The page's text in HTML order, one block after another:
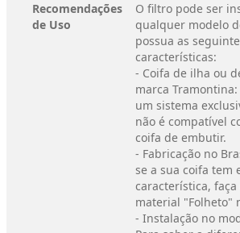
Recomendações
de Uso
O filtro pode ser
qualquer modelo
possua as
características:
- Coifa de ilha ou
marca
um sistema
não é compatível
coifa de embutir.
- Fabricação no
se a sua coifa tem
característica,
material "Folheto"
- Instalação no